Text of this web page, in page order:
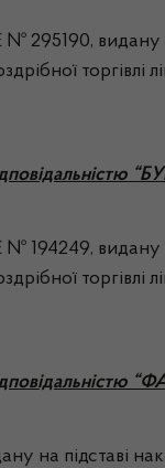
295190, видану
194249, видану
на підставі